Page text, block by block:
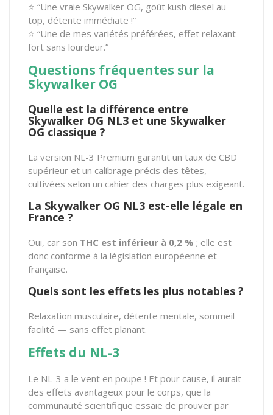
⭐ “Une vraie Skywalker OG, goût kush diesel au
top, détente immédiate !”
⭐ “Une de mes variétés préférées, effet relaxant
fort sans lourdeur.”
Questions fréquentes sur la
Skywalker OG
Quelle est la différence entre
Skywalker OG NL3 et une Skywalker
OG classique ?
La version NL-3 Premium garantit un taux de CBD
supérieur et un calibrage précis des têtes,
cultivées selon un cahier des charges plus exigeant.
La Skywalker OG NL3 est-elle légale en
France ?
Oui, car son THC est inférieur à 0,2 % ; elle est
donc conforme à la législation européenne et
française.
Quels sont les effets les plus notables ?
Relaxation musculaire, détente mentale, sommeil
facilité — sans effet planant.
Effets du NL-3
Le NL-3 a le vent en poupe ! Et pour cause, il aurait
des effets avantageux pour le corps, que la
communauté scientifique essaie de prouver par